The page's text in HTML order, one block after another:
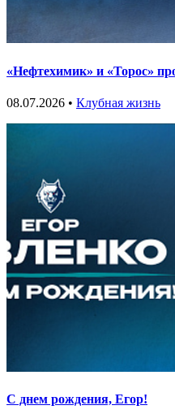
«Нефтехимик» и «Торос»
08.07.2026 • Клубная жизнь
С днем рождения, Егор!